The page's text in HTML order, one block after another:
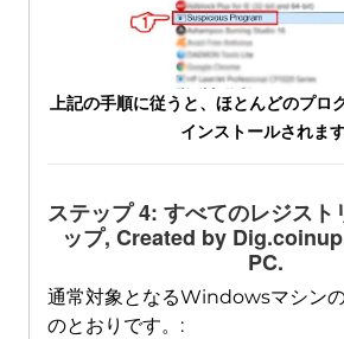
上記の手順に従うと、ほとんどのプロ
インストールされま
ステップ 4: すべてのレジスト
ップ,Created by
PC.
通常対象となるWindowsマシン
のとおりです。: